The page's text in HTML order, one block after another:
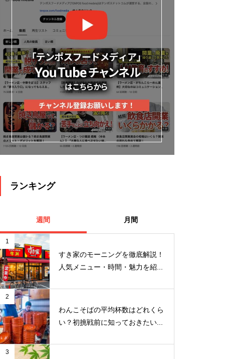
ランキング
週間 月間
1
すき家のモーニングを徹底解説！
人気メニュー・時間・魅力を紹...
2
わんこそばの平均杯数はどれくら
い？初挑戦前に知っておきたい...
3